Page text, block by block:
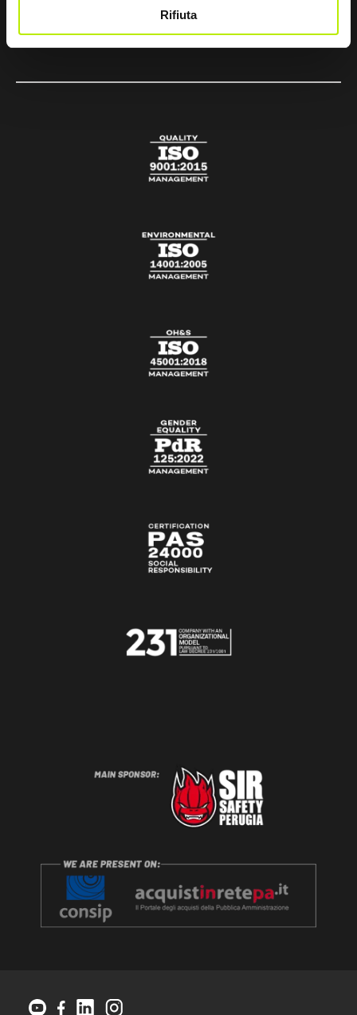
Rifiuta
vendite@pec.sirsafety.com